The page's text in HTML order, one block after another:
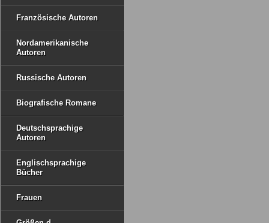
Französische Autoren
Nordamerikanische
Autoren
Russische Autoren
Biografische Romane
Deutschsprachige
Autoren
Englischsprachige
Bücher
Frauen